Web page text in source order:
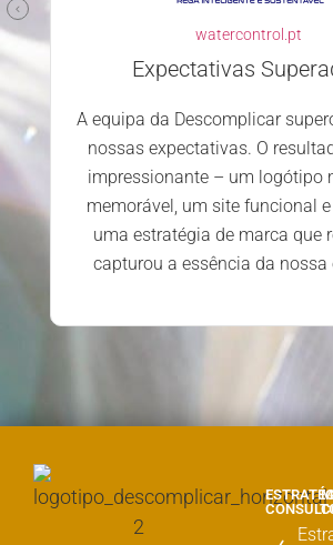
watercontrol.pt
Expectativas
A equipa da Descomplicar
nossas expectativas. O
impressionante – um logótipo
memorável, um site funcional
uma estratégia de marca que
capturou a essência da nossa